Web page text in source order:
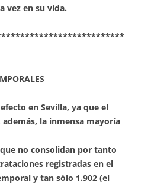
vez en su vida.
en Sevilla, ya que el
la inmensa mayoría
no consolidan por tanto
registradas en el
y tan sólo 1.902 (el